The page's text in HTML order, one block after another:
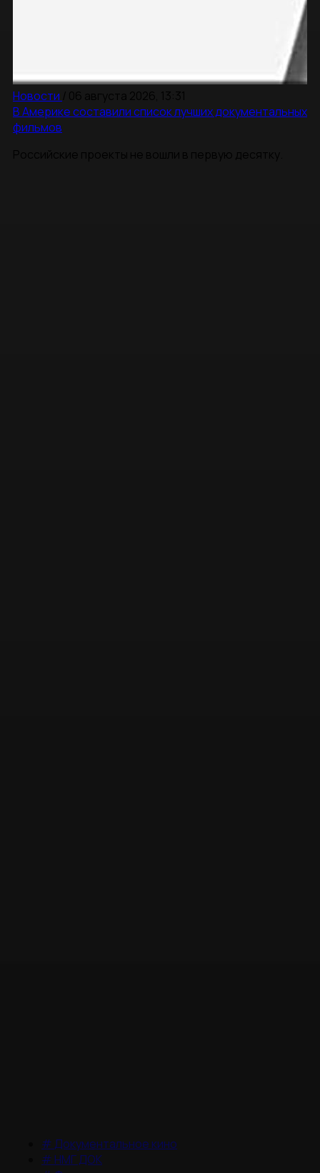
Новости
В Америке составили список лучших документальных
фильмов
# Документальное кино
# НМГ ДОК